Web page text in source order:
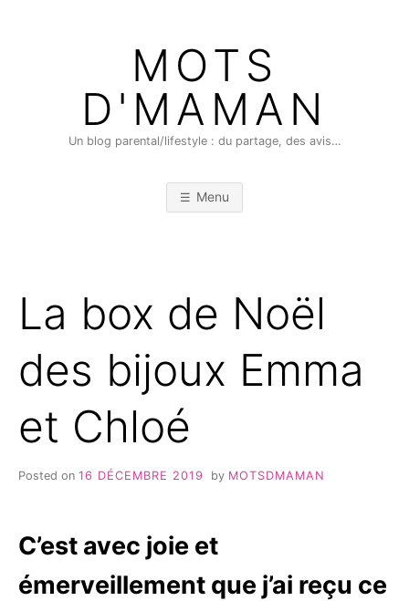
MOTS
D'MAMAN
Un blog parental/lifestyle : du partage, des avis…
Menu
La box de Noël
des bijoux Emma
et Chloé
Posted on 16 DÉCEMBRE 2019 by MOTSDMAMAN
C’est avec joie et
émerveillement que j’ai reçu ce